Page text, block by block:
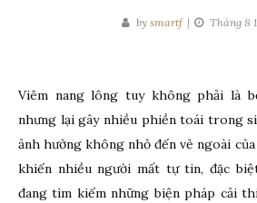
by smartf Tháng 8
Viêm nang lông tuy không phải là
nhưng lại gây nhiều phiền toái trong
ảnh hưởng không nhỏ đến vẻ ngoài
khiến nhiều người mất tự tin, đặc
đang tìm kiếm những biện pháp cải